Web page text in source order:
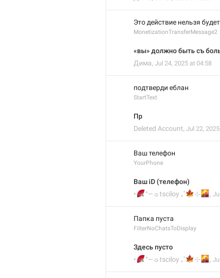
Это действие нельзя
MonetizationTransferMessage2
«вы» должно быть съ
Дима, Jul 24, 2025 at 04:58
подтверди еблан
StartText
Пр
Deleted Account, Jul 22,
Ваш телефон
YourPhone
Ваш iD (телефон)
•
🪭°—☼tsciloy ₊˚
🍁
⊹ ,
Папка пуста
FilterNoChatsToDisplay
Здесь пусто
•
🪭°—☼tsciloy ₊˚
🍁
⊹ ,